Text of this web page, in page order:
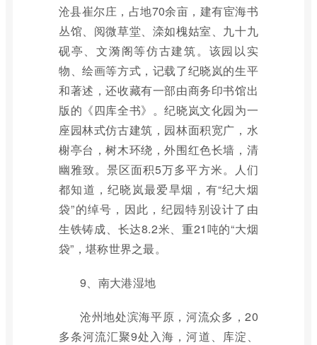
沧县崔尔庄，占地70余亩，建有宦海书
丛馆、阅微草堂、滦如槐姑室、九十九
砚亭、文漪阁等仿古建筑。该园以实
物、绘画等方式，记载了纪晓岚的生平
和著述，还收藏有一部由商务印书馆出
版的《四库全书》。纪晓岚文化园为一
座园林式仿古建筑，园林面积宽广，水
榭亭台，树木环绕，外围红色长墙，清
幽雅致。景区面积5万多平方米。人们
都知道，纪晓岚最爱旱烟，有“纪大烟
袋”的绰号，因此，纪园特别设计了由
生铁铸成、长达8.2米、重21吨的“大烟
袋”，堪称世界之最。
9、南大港湿地
沧州地处滨海平原，河流众多，20
多条河流汇聚9处入海，河道、库淀、